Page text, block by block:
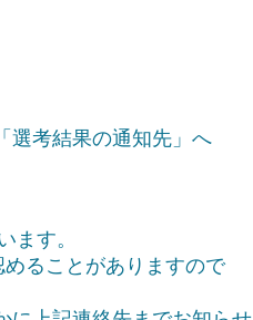
選考結果の通知先」へ
ます。
ることがありますので